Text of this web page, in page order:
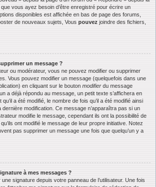
que vous ayez besoin d’être enregistré pour écrire un
disponibles est affichée en bas de page des forums,
de nouveaux sujets, Vous pouvez joindre des fichiers,
un message ?
ou modérateur, vous ne pouvez modifier ou supprimer
Vous pouvez modifier un message (quelquefois dans une
en cliquant sur le bouton modifier du message
a déjà répondu au message, un petit texte s’affichera en
a été modifié, le nombre de fois qu’il a été modifié ainsi
dernière modification. Ce message n’apparaîtra pas si un
modifie le message, cependant ils ont la possibilité de
ont modifié le message de leur propre initiative. Notez
pas supprimer un message une fois que quelqu’un y a
à mes messages ?
signature depuis votre panneau de l’utilisateur. Une fois